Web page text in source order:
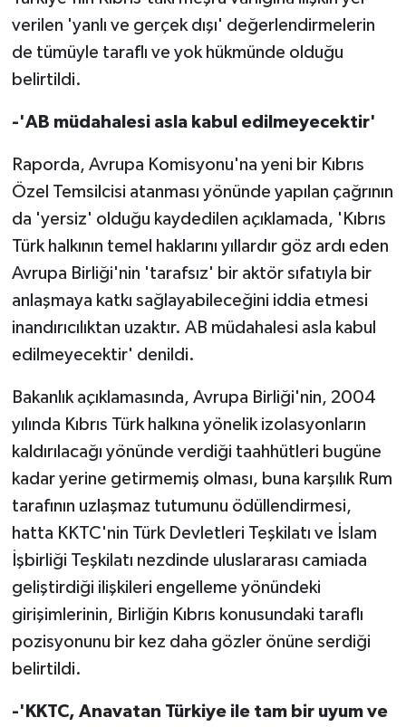
verilen 'yanlı ve gerçek dışı' değerlendirmelerin
de tümüyle taraflı ve yok hükmünde olduğu
belirtildi.
-'AB müdahalesi asla kabul edilmeyecektir'
Raporda, Avrupa Komisyonu'na yeni bir Kıbrıs
Özel Temsilcisi atanması yönünde yapılan çağrının
da 'yersiz' olduğu kaydedilen açıklamada, 'Kıbrıs
Türk halkının temel haklarını yıllardır göz ardı eden
Avrupa Birliği'nin 'tarafsız' bir aktör sıfatıyla bir
anlaşmaya katkı sağlayabileceğini iddia etmesi
inandırıcılıktan uzaktır. AB müdahalesi asla kabul
edilmeyecektir' denildi.
Bakanlık açıklamasında, Avrupa Birliği'nin, 2004
yılında Kıbrıs Türk halkına yönelik izolasyonların
kaldırılacağı yönünde verdiği taahhütleri bugüne
kadar yerine getirmemiş olması, buna karşılık Rum
tarafının uzlaşmaz tutumunu ödüllendirmesi,
hatta KKTC'nin Türk Devletleri Teşkilatı ve İslam
İşbirliği Teşkilatı nezdinde uluslararası camiada
geliştirdiği ilişkileri engelleme yönündeki
girişimlerinin, Birliğin Kıbrıs konusundaki taraflı
pozisyonunu bir kez daha gözler önüne serdiği
belirtildi.
-'KKTC, Anavatan Türkiye ile tam bir uyum ve